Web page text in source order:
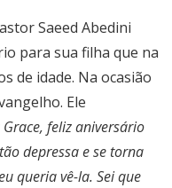
Saeed Abedini
para sua filha que na
de idade. Na ocasião
Ele
feliz aniversário
depressa e se torna
queria vê-la. Sei que